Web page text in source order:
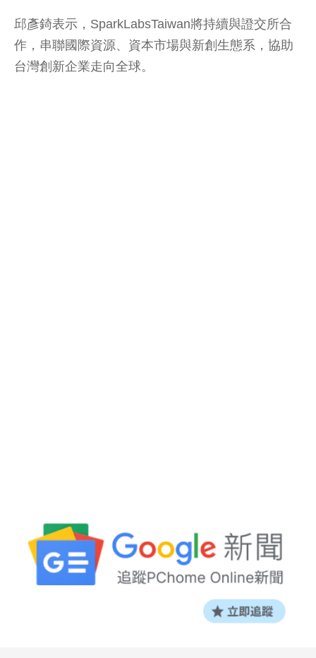
邱彥錡表示，SparkLabsTaiwan將持續與證交所合
作，串聯國際資源、資本市場與新創生態系，協助
台灣創新企業走向全球。